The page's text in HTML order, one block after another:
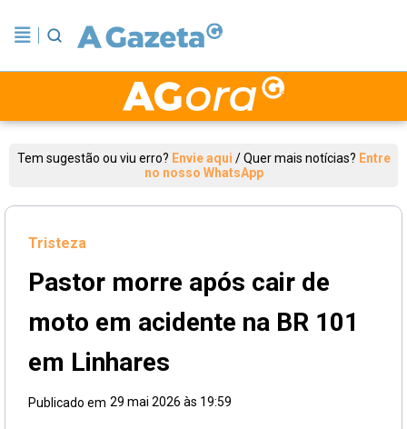
Tem sugestão ou viu erro? Envie aqui /Quer mais notícias? Entre
no nosso WhatsApp
Tristeza
Pastor morre após cair de
moto em acidente na BR 101
em Linhares
Publicado em 29 mai 2026 às 19:59